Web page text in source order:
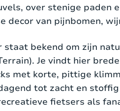
over stenige
decor van pijnbomen,
staat bekend om zijn
Je vindt hier
met korte, pittige
tot zacht en
fietsers als